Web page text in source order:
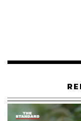
แจงผลตรวจ ส